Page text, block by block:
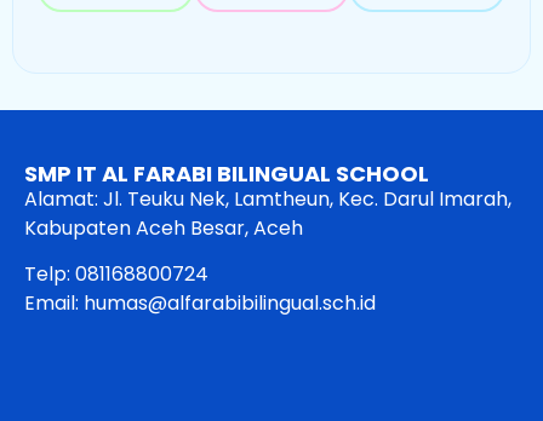
SMP IT AL FARABI BILINGUAL SCHOOL
Alamat: Jl. Teuku Nek, Lamtheun, Kec. Darul Imarah,
Kabupaten Aceh Besar, Aceh
Telp: 081168800724
Email: humas@alfarabibilingual.sch.id